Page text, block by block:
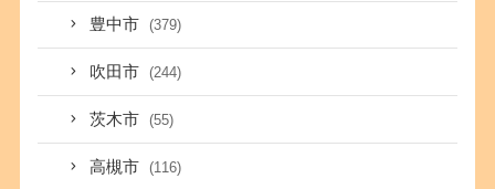
豊中市 (379)
吹田市 (244)
茨木市 (55)
高槻市 (116)